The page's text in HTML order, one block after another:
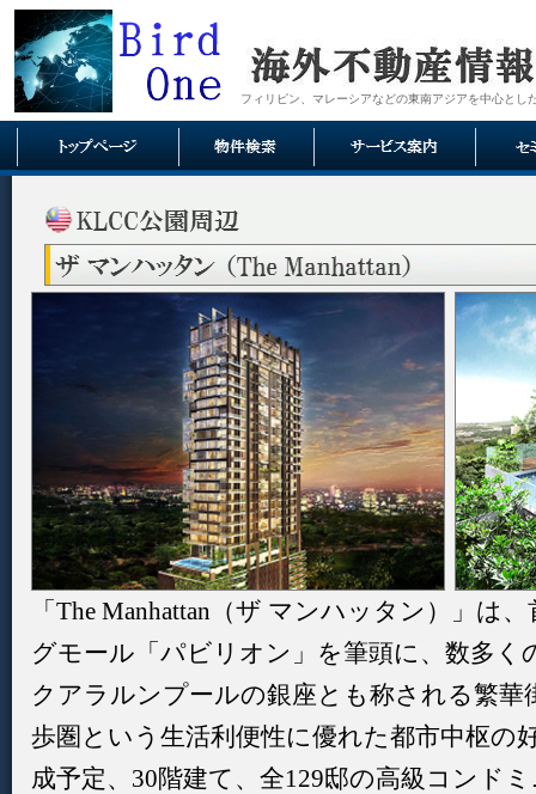
フィリピン、マレーシアなどの東南アジアを中心とし
「The Manhattan（ザ マンハッタン）」は
グモール「パビリオン」を筆頭に、数多く
クアラルンプールの銀座とも称される繁
歩圏という生活利便性に優れた都市中枢の
成予定、30階建て、全129邸の高級コンド